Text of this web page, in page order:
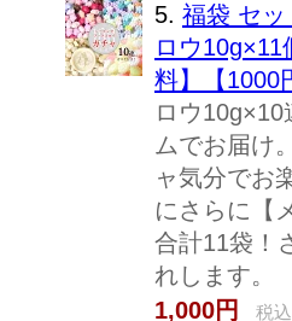
5. 福袋 セ
ロウ
料】【1000
ロウ
ムでお届け
ャ気分でお
にさらに【
合計11袋！
れします。
1,000円
税